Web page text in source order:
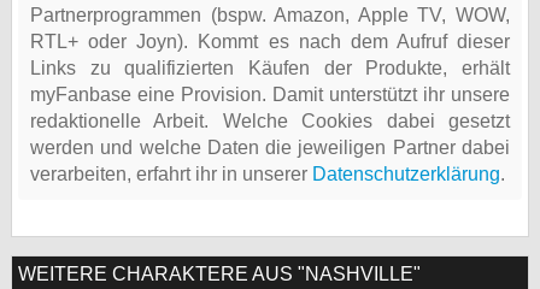
Partnerprogrammen (bspw. Amazon, Apple TV, WOW,
RTL+ oder Joyn). Kommt es nach dem Aufruf dieser
Links zu qualifizierten Käufen der Produkte, erhält
myFanbase eine Provision. Damit unterstützt ihr unsere
redaktionelle Arbeit. Welche Cookies dabei gesetzt
werden und welche Daten die jeweiligen Partner dabei
verarbeiten, erfahrt ihr in unserer Datenschutzerklärung.
WEITERE CHARAKTERE AUS "NASHVILLE"